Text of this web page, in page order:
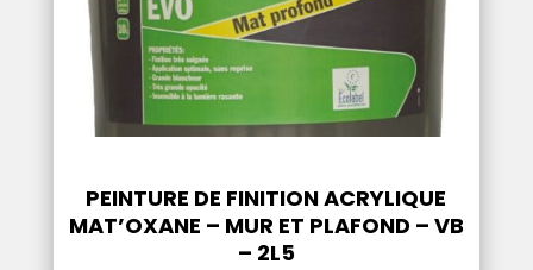
PEINTURE DE FINITION ACRYLIQUE
MAT’OXANE – MUR ET PLAFOND – VB
– 2L5